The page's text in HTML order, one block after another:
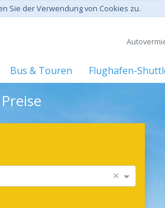
Sie der Verwendung von Cookies zu.
Bus & Touren Flughafen-
×